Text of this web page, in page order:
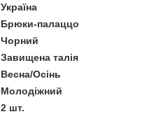
Україна
Брюки-палаццо
Чорний
Завищена талія
Весна/Осінь
Молодіжний
2 шт.